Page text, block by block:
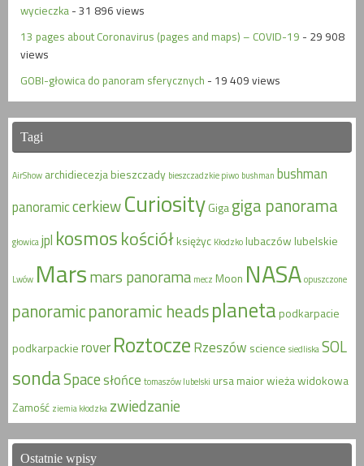
wycieczka - 31 896 views
13 pages about Coronavirus (pages and maps) – COVID-19 - 29 908
views
GOBI-głowica do panoram sferycznych - 19 409 views
Tagi
AirShow archidiecezjabieszczady bieszczadzkie piwo bushman bushman
panoramiccerkiewCuriosityGigagiga panorama
głowicajpl kosmoskościółksiężyc Kłodzkolubaczówlubelskie
Lwów Marsmars panorama mecz Moon NASAopuszczone
panoramicpanoramic headsplanetapodkarpacie
podkarpackierover Roztocze Rzeszów science siedliskaSOL
sondaSpacesłońce tomaszów lubelski ursa maiorwieża widokowa
Zamość ziemia kłodzka zwiedzanie
Ostatnie wpisy